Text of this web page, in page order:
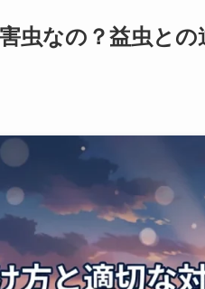
虫なの？益虫と